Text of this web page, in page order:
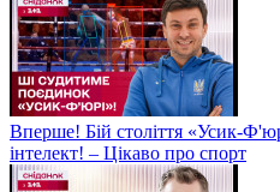
Вперше! Бій століття «Усик-
інтелект! – Цікаво про спорт